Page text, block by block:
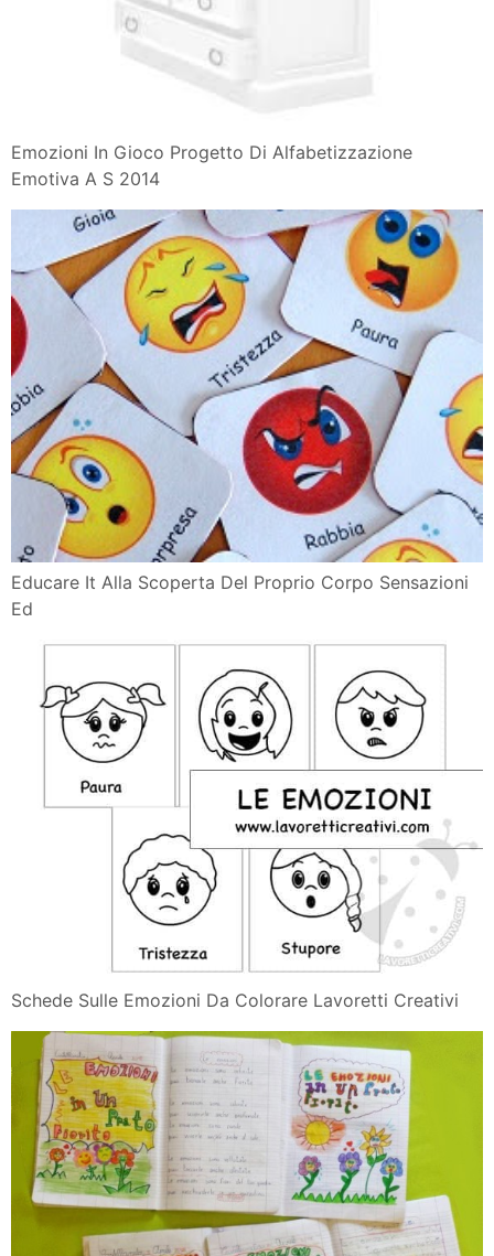
Emozioni In Gioco Progetto Di Alfabetizzazione
Emotiva A S 2014
Educare It Alla Scoperta Del Proprio Corpo Sensazioni
Ed
Schede Sulle Emozioni Da Colorare Lavoretti Creativi